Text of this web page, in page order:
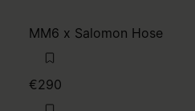
MM6 x Salomon Hose
€290